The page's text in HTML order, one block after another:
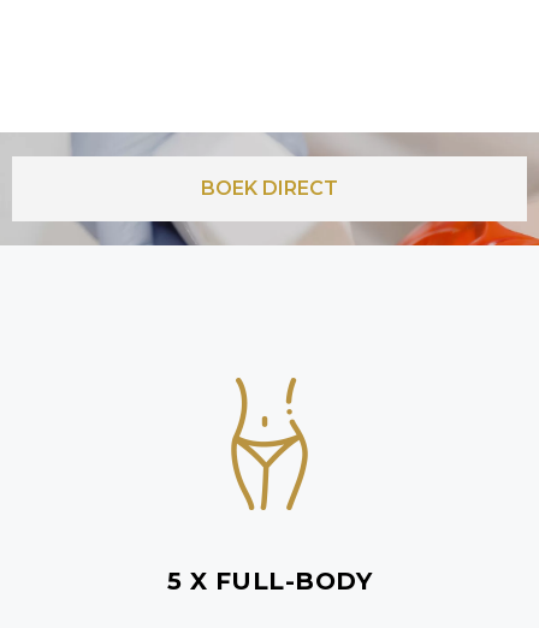
AMBACHTSWEG 11 • 3542 DE • UTRECHT
BOEK DIRECT
5 X FULL-BODY